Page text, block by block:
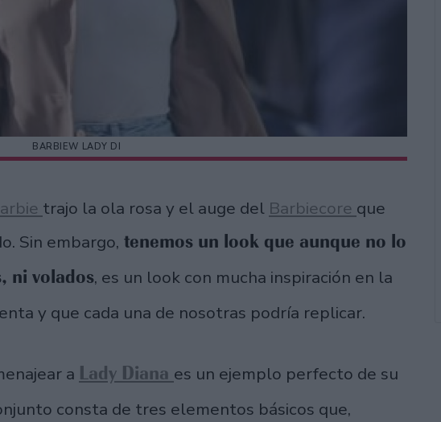
BARBIEW LADY DI
trajo la ola rosa y el auge del Barbiecore que
Sin embargo, tenemos un look que aunque no lo
ni volados, es un look con mucha inspiración en la
y que cada una de nosotras podría replicar.
a Lady Diana es un ejemplo perfecto de su
consta de tres elementos básicos que,